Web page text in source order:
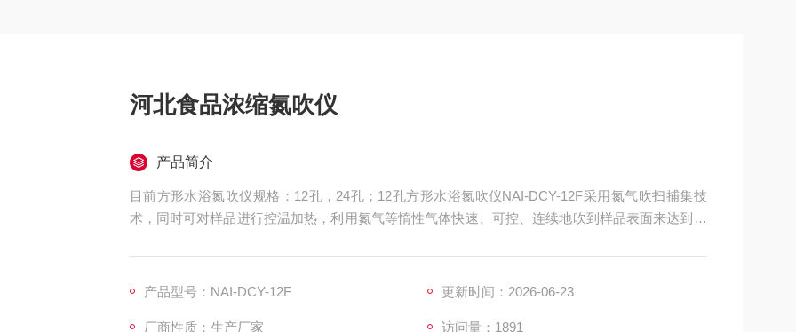
河北食品浓缩氮吹仪
产品简介
目前方形水浴氮吹仪规格：12孔，24孔；12孔方形水浴氮吹仪NAI-DCY-12F采用氮气吹扫捕集技
术，同时可对样品进行控温加热，利用氮气等惰性气体快速、可控、连续地吹到样品表面来达到样
产品型号：NAI-DCY-12F
更新时间：2026-06-23
厂商性质：生产厂家 访问量：1891